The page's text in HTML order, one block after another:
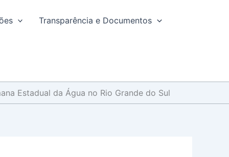
Transparência e Documentos
Estadual da Água no Rio Grande do Sul